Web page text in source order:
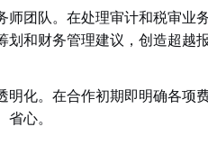
团队。在处理审计和税审业
和财务管理建议，创造超越
明化。在合作初期即明确各项
心。